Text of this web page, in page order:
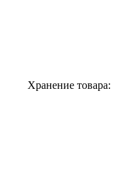
Хранение товара: